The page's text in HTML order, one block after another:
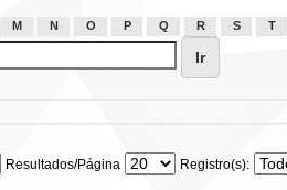
M N O P Q R S T
Resultados/Página Registro(s):